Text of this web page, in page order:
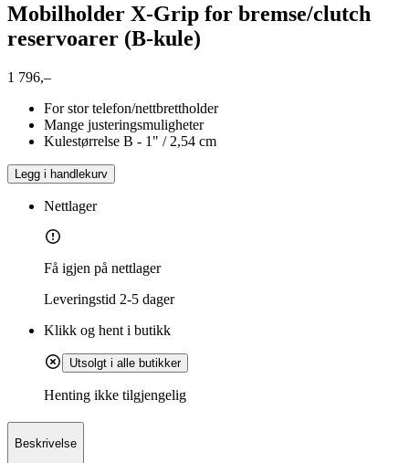
Mobilholder X-Grip for bremse/clutch
reservoarer (B-kule)
1 796,–
For stor telefon/nettbrettholder
Mange justeringsmuligheter
Kulestørrelse B - 1" / 2,54 cm
Legg i handlekurv
Nettlager
Få igjen på nettlager
Leveringstid 2-5 dager
Klikk og hent i butikk
Utsolgt i alle butikker
Henting ikke tilgjengelig
Beskrivelse